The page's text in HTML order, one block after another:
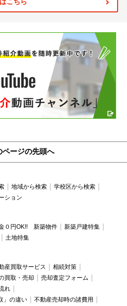
こちら
ページの先頭へ
地域から検索
学校区から検索
ション
０円OK!! 新築物件
新築戸建特集
土地特集
産買取サービス
相続対策
買取・売却
売却査定フォーム
れ
」の違い
不動産売却時の諸費用